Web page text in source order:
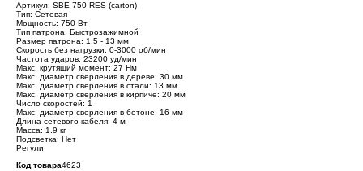
Артикул: SBE 750 RES (carton)
Тип: Сетевая
Мощность: 750 Вт
Тип патрона: Быстрозажимной
Размер патрона: 1.5 - 13 мм
Скорость без нагрузки: 0-3000 об/мин
Частота ударов: 23200 уд/мин
Макс. крутящий момент: 27 Нм
Макс. диаметр сверления в дереве: 30 мм
Макс. диаметр сверления в стали: 13 мм
Макс. диаметр сверления в кирпиче: 20 мм
Число скоростей: 1
Макс. диаметр сверления в бетоне: 16 мм
Длина сетевого кабеля: 4 м
Масса: 1.9 кг
Подсветка: Нет
Регули
Код товара4623